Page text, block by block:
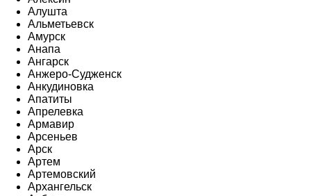
Алушта
Альметьевск
Амурск
Анапа
Ангарск
Анжеро-Судженск
Анкудиновка
Апатиты
Апрелевка
Армавир
Арсеньев
Арск
Артем
Артемовский
Архангельск